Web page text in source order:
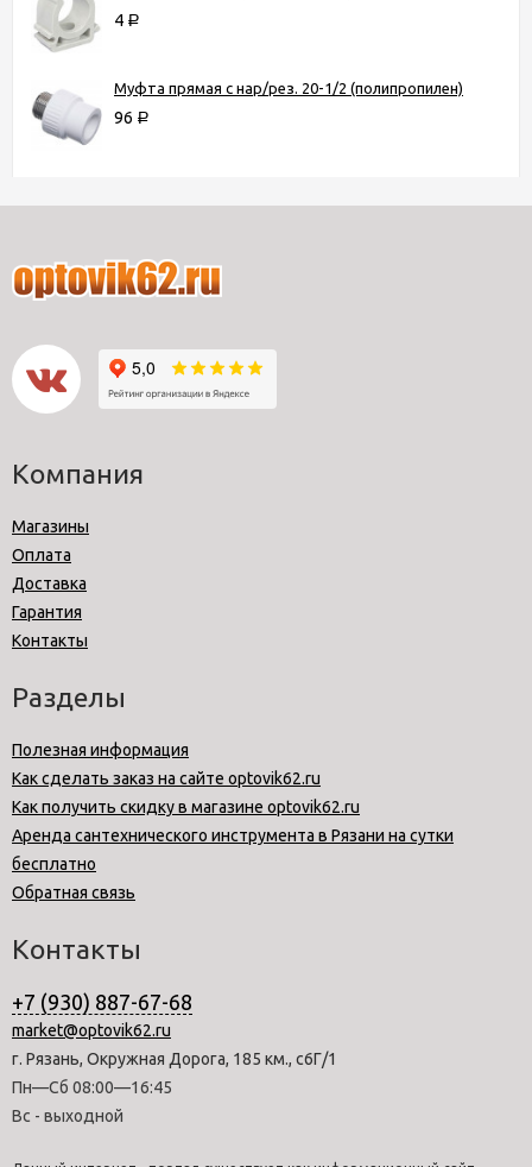
4 Р
Муфта прямая с нар/рез. 20-1/2 (полипропилен)
96 Р
Компания
Магазины
Оплата
Доставка
Гарантия
Контакты
Разделы
Полезная информация
Как сделать заказ на сайте optovik62.ru
Как получить скидку в магазине optovik62.ru
Аренда сантехнического инструмента в Рязани на сутки
бесплатно
Обратная связь
Контакты
+7 (930) 887-67-68
market@optovik62.ru
г. Рязань, Окружная Дорога, 185 км., с6Г/1
Пн—Сб 08:00—16:45
Вс - выходной